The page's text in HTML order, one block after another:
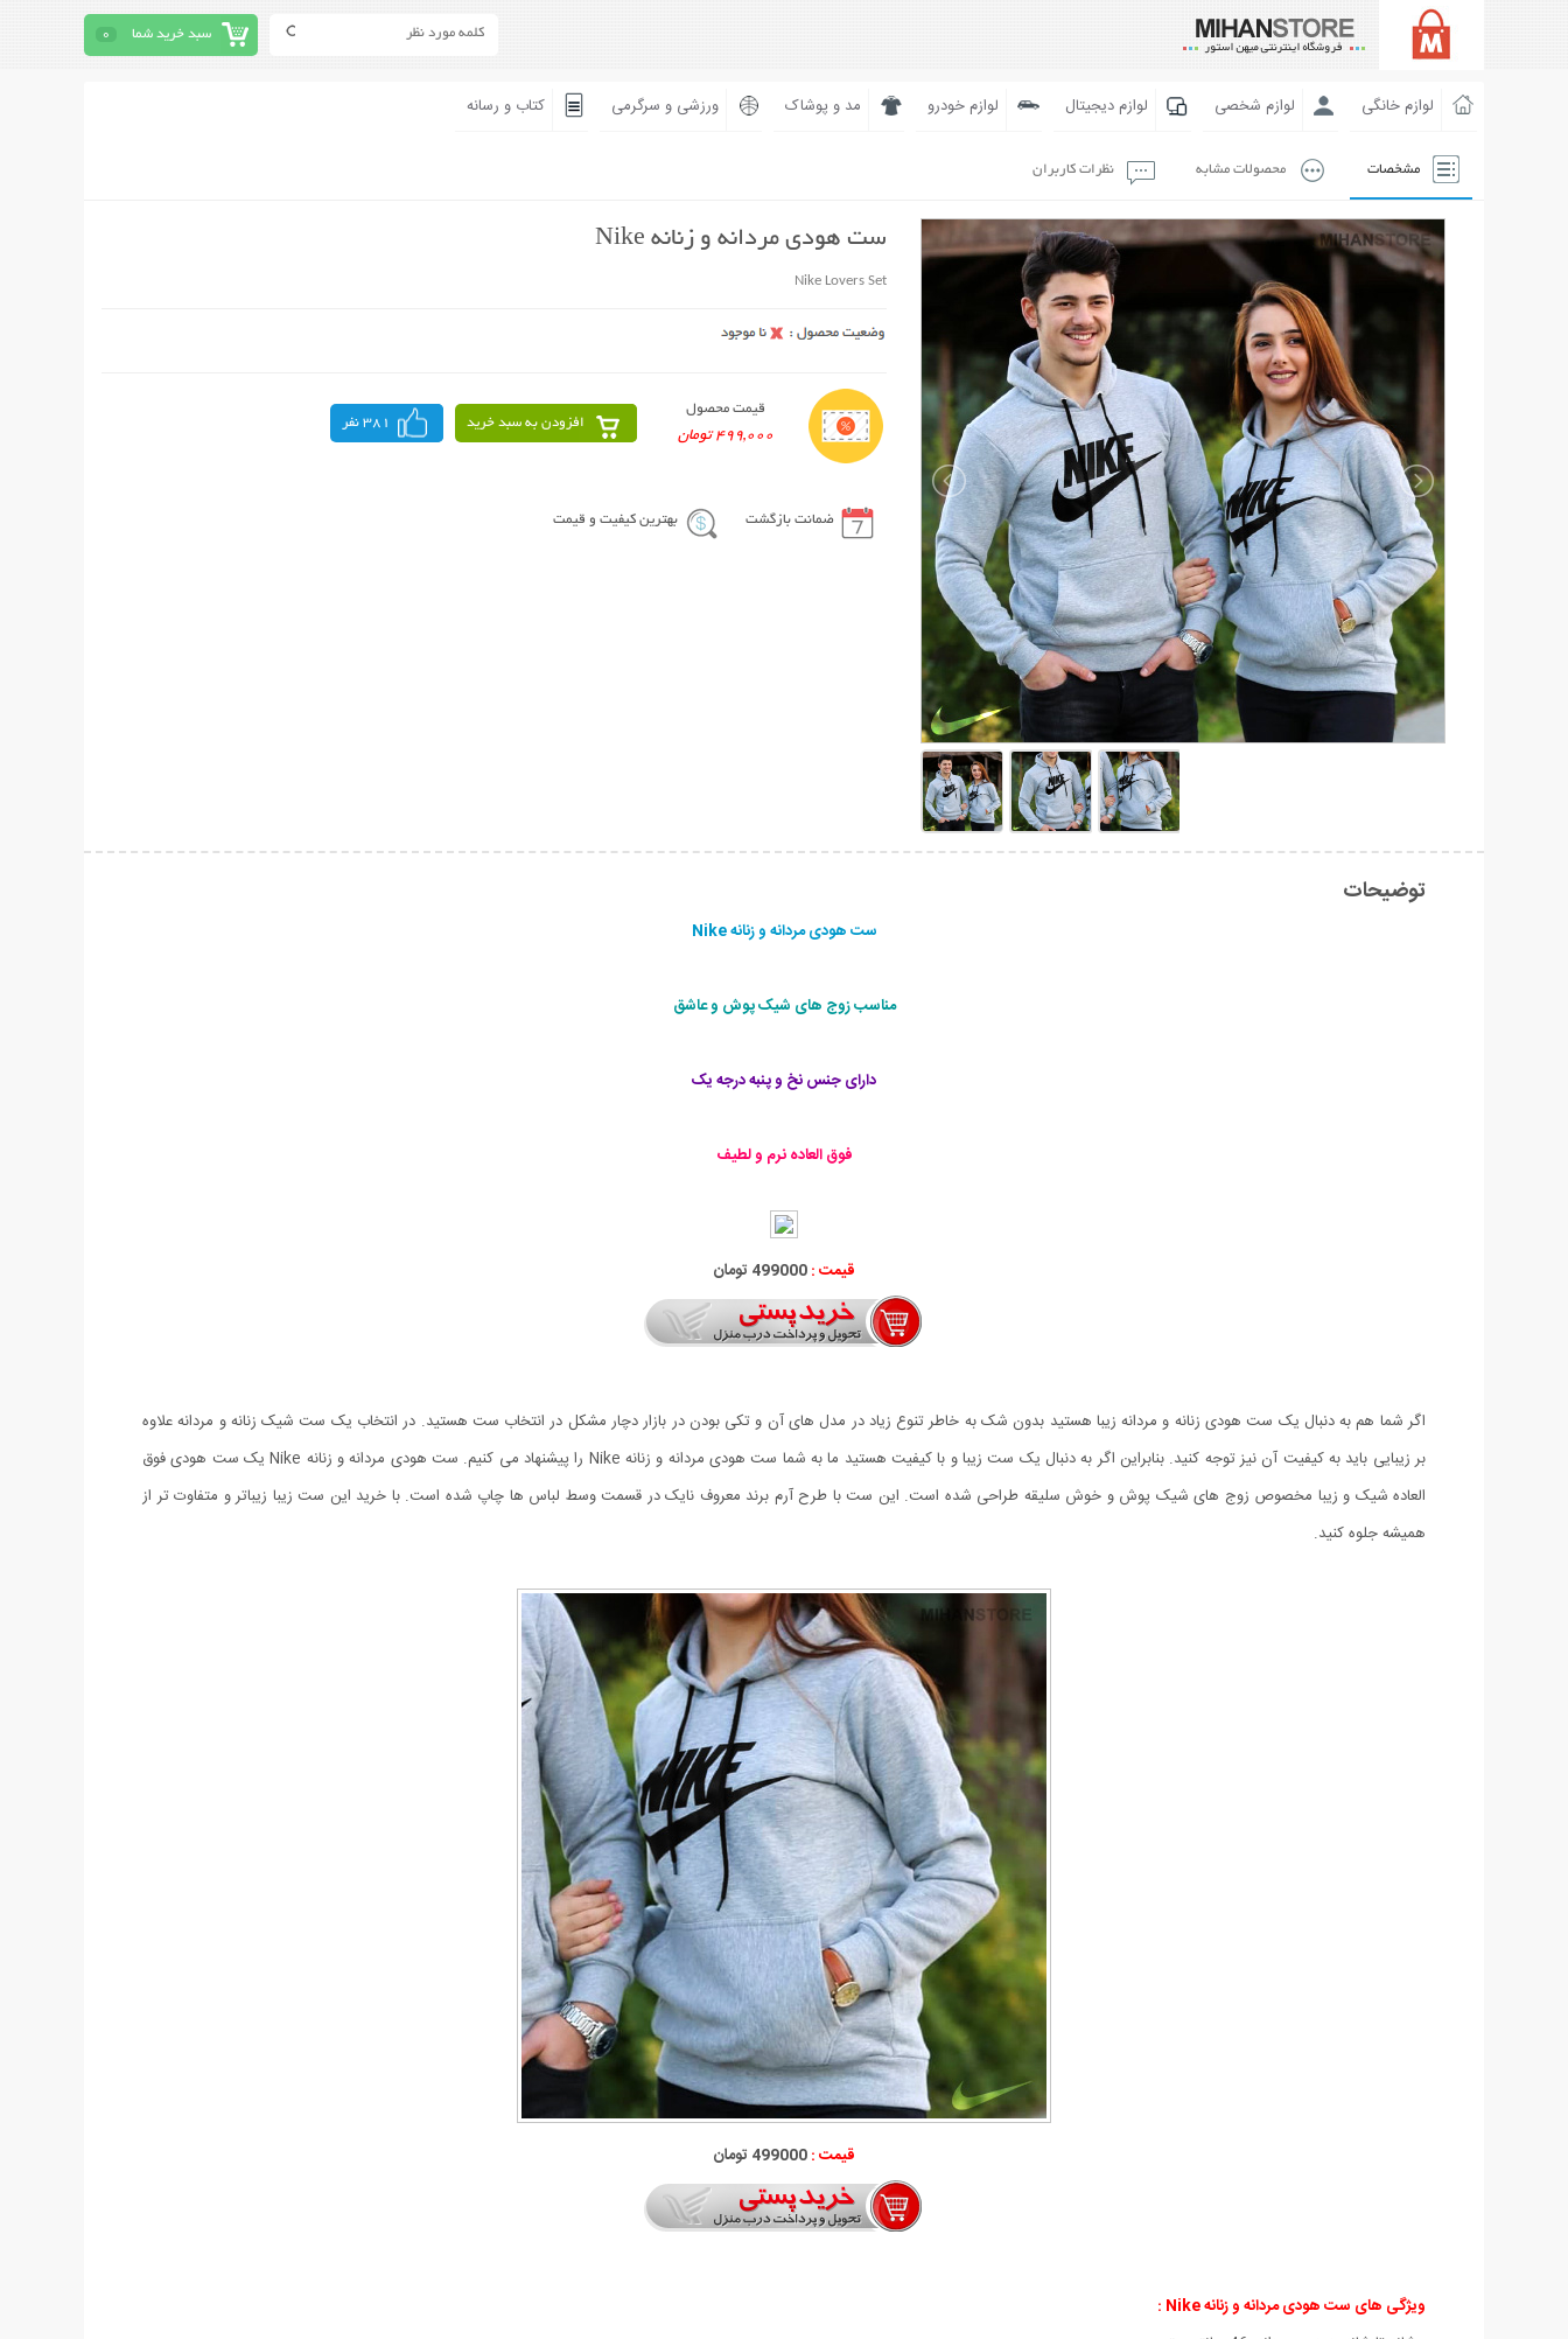
سبد خرید شما 0
لوازم خانگی لوازم شخصی لوازم دیجیتال لوازم خودرو مد و پوشاک ورزشی و سرگرمی کتاب و رسانه
مشخصات محصولات مشابه نظرات کاربران
ست هودی مردانه و زنانه Nike
Nike Lovers Set
قیمت محصول
499,000 تومان
افزودن به سبد خرید 381 نفر
ضمانت بازگشت بهترین کیفیت و قیمت
توضیحات
ست هودی مردانه و زنانه Nike
مناسب زوج های شیک پوش و عاشق
دارای جنس نخ و پنبه درجه یک
فوق العاده نرم و لطیف
قیمت :499000 تومان
اگر شما هم به دنبال یک ست هودی زنانه و مردانه زیبا هستید بدون شک به خاطر تنوع زیاد در مدل های آن و تکی بودن در بازار دچار مشکل در انتخاب ست هستید. در انتخاب یک ست شیک زنانه و مردانه علاوه
بر زیبایی باید به کیفیت آن نیز توجه کنید. بنابراین اگر به دنبال یک ست زیبا و با کیفیت هستید ما به شما ست هودی مردانه و زنانه Nike را پیشنهاد می کنیم. ست هودی مردانه و زنانه Nike یک ست هودی فوق
العاده شیک و زیبا مخصوص زوج های شیک پوش و خوش سلیقه طراحی شده است. این ست با طرح آرم برند معروف نایک در قسمت وسط لباس ها چاپ شده است. با خرید این ست زیبا زیباتر و متفاوت تر از
همیشه جلوه کنید.
قیمت :499000 تومان
ویژگی های ست هودی مردانه و زنانه Nike :